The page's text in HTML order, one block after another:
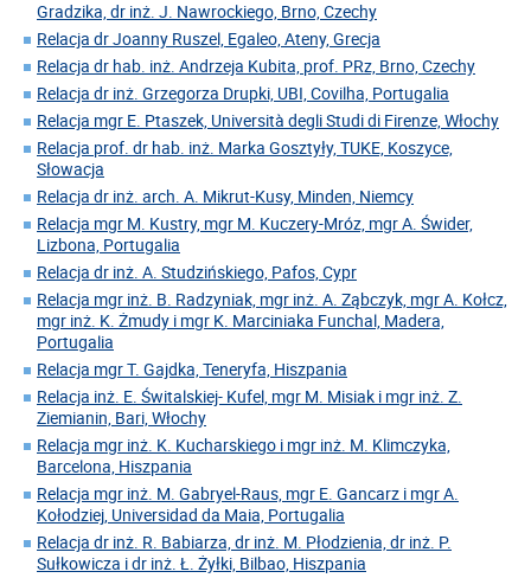
Gradzika, dr inż. J. Nawrockiego, Brno, Czechy
Relacja dr Joanny Ruszel, Egaleo, Ateny, Grecja
Relacja dr hab. inż. Andrzeja Kubita, prof. PRz, Brno, Czechy
Relacja dr inż. Grzegorza Drupki, UBI, Covilha, Portugalia
Relacja mgr E. Ptaszek, Università degli Studi di Firenze, Włochy
Relacja prof. dr hab. inż. Marka Gosztyły, TUKE, Koszyce,
Słowacja
Relacja dr inż. arch. A. Mikrut-Kusy, Minden, Niemcy
Relacja mgr M. Kustry, mgr M. Kuczery-Mróz, mgr A. Świder,
Lizbona, Portugalia
Relacja dr inż. A. Studzińskiego, Pafos, Cypr
Relacja mgr inż. B. Radzyniak, mgr inż. A. Ząbczyk, mgr A. Kołcz,
mgr inż. K. Żmudy i mgr K. Marciniaka Funchal, Madera,
Portugalia
Relacja mgr T. Gajdka, Teneryfa, Hiszpania
Relacja inż. E. Świtalskiej- Kufel, mgr M. Misiak i mgr inż. Z.
Ziemianin, Bari, Włochy
Relacja mgr inż. K. Kucharskiego i mgr inż. M. Klimczyka,
Barcelona, Hiszpania
Relacja mgr inż. M. Gabryel-Raus, mgr E. Gancarz i mgr A.
Kołodziej, Universidad da Maia, Portugalia
Relacja dr inż. R. Babiarza, dr inż. M. Płodzienia, dr inż. P.
Sułkowicza i dr inż. Ł. Żyłki, Bilbao, Hiszpania